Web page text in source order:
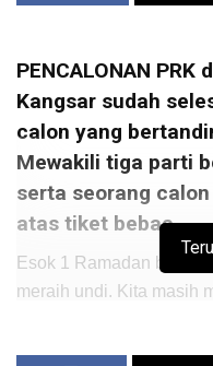
PENCALONAN
Kangsar sudah
calon yang
Mewakili tiga parti
serta seorang
atas tiket bebas.
Esok 1 Ramadan
meraih undi. Kita masih